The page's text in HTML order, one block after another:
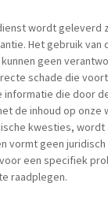
wordt geleverd
Het gebruik
geen
schade die
informatie die door
de inhoud op onze
kwesties, wordt
vormt geen juridisch
een specifiek
raadplegen.